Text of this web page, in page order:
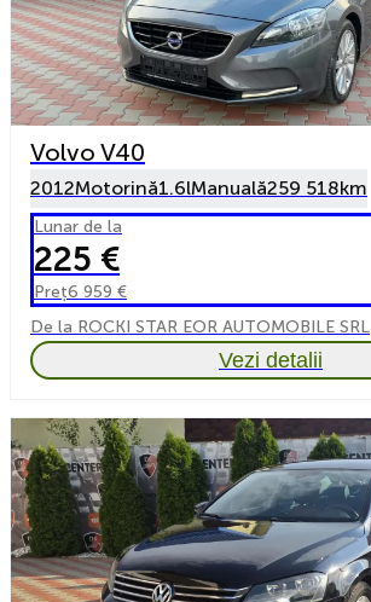
Volvo V40
2012Motorină1.6lManuală259 518km
Lunar de la
225 €
Preț6 959 €
De la ROCKI STAR EOR AUTOMOBILE SRL
Vezi detalii